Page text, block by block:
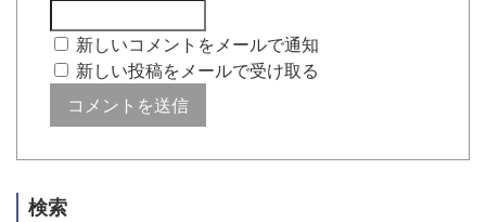
新しいコメントをメールで通知
新しい投稿をメールで受け取る
検索